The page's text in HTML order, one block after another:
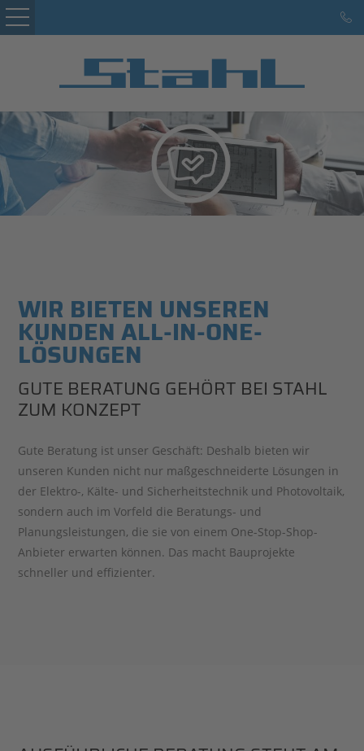
Leistungen
Marke Hans Stahl
Kontakt
WIR BIETEN UNSEREN
KUNDEN ALL-IN-ONE-
LÖSUNGEN
GUTE BERATUNG GEHÖRT BEI STAHL
ZUM KONZEPT
Gute Beratung ist unser Geschäft: Deshalb bieten wir
unseren Kunden nicht nur maßgeschneiderte Lösungen in
der Elektro-, Kälte- und Sicherheitstechnik und Photovoltaik,
sondern auch im Vorfeld die Beratungs- und
Planungsleistungen, die sie von einem One-Stop-Shop-
Anbieter erwarten können. Das macht Bauprojekte
schneller und effizienter.